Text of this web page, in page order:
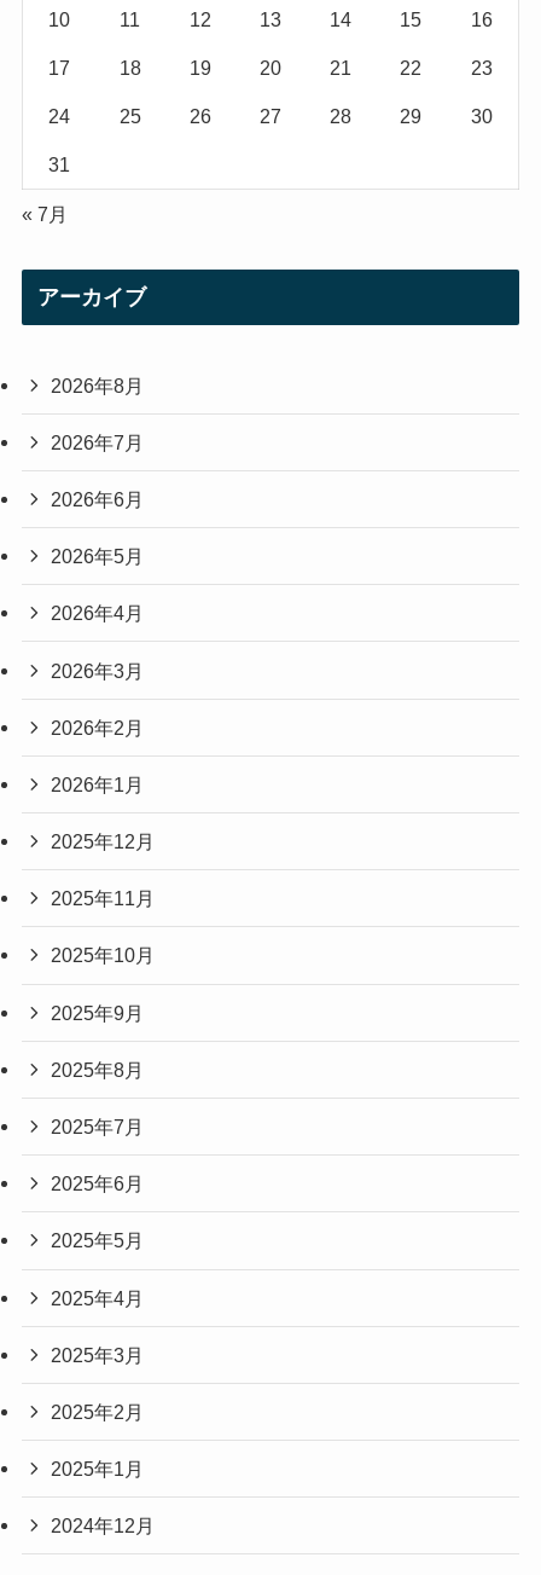
10 11 12 13 14 15 16
17 18 19 20 21 22 23
24 25 26 27 28 29 30
31
« 7月
アーカイブ
2026年8月
2026年7月
2026年6月
2026年5月
2026年4月
2026年3月
2026年2月
2026年1月
2025年12月
2025年11月
2025年10月
2025年9月
2025年8月
2025年7月
2025年6月
2025年5月
2025年4月
2025年3月
2025年2月
2025年1月
2024年12月